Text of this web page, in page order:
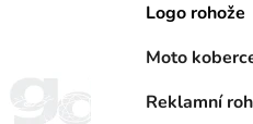
Logo rohože
Moto
Reklamní